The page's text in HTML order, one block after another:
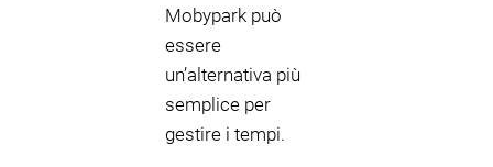
Mobypark può
essere
un’alternativa più
semplice per
gestire i tempi.